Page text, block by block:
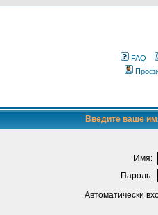
FAQ
Введите ваше
Имя:
Пароль:
Автоматически